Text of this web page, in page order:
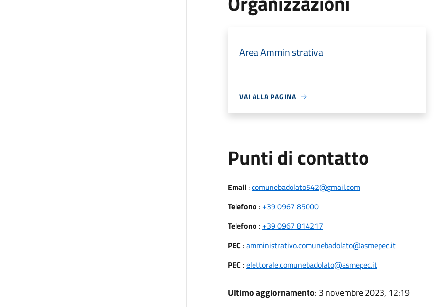
Area Amministrativa
VAI ALLA PAGINA
Punti di contatto
Email:comunebadolato542@gmail.com
Telefono : +39 0967 85000
Telefono : +39 0967 814217
PEC :amministrativo.comunebadolato@asmepec.it
PEC :elettorale.comunebadolato@asmepec.it
Ultimo aggiornamento: 3 novembre 2023, 12:19